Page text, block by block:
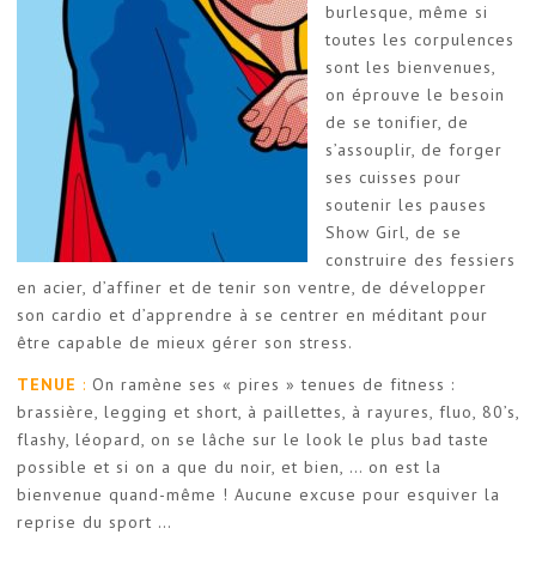
burlesque, même si
toutes les corpulences
sont les bienvenues,
on éprouve le besoin
de se tonifier, de
s’assouplir, de forger
ses cuisses pour
soutenir les pauses
Show Girl, de se
construire des fessiers
en acier, d’affiner et de tenir son ventre, de développer
son cardio et d’apprendre à se centrer en méditant pour
être capable de mieux gérer son stress.
TENUE : On ramène ses « pires » tenues de fitness :
brassière, legging et short, à paillettes, à rayures, fluo, 80’s,
flashy, léopard, on se lâche sur le look le plus bad taste
possible et si on a que du noir, et bien, … on est la
bienvenue quand-même ! Aucune excuse pour esquiver la
reprise du sport …